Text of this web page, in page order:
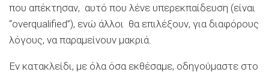
που απέκτησαν, αυτό που λένε υπερεκπαίδευση (είναι
“overqualified”), ενώ άλλοι θα επιλέξουν, για διαφόρους
λόγους, να παραμείνουν μακριά.
Εν κατακλείδι, με όλα όσα εκθέσαμε, οδηγούμαστε στο